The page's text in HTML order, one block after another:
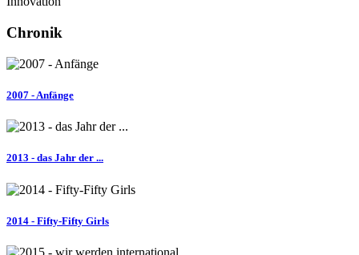
Chronik
2007 - Anfänge
2013 - das Jahr der ...
2014 - Fifty-Fifty Girls